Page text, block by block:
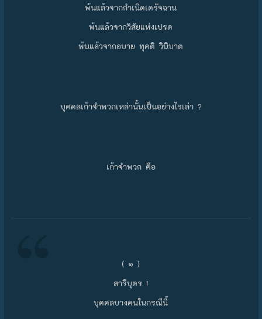
พ้นแล้วจากกำเนิดเดรัจฉาน
พ้นแล้วจากวิสัยแห่งเปรต
พ้นแล้วจากอบาย ทุคติ วินิบาต
บุคคลเก้าจำพวกเหล่านั้นเป็นอย่างไรเล่า ?
เก้าจำพวก คือ
( ๑ )
สารีบุตร !
บุคคลบางคนในกรณีนี้